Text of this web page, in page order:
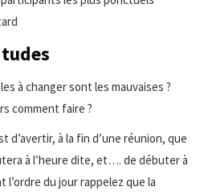
à changer sont les mauvaises ?
comment faire ?
d’avertir, à la fin d’une réunion, que
à l’heure dite, et…. de débuter à
du jour rappelez que la